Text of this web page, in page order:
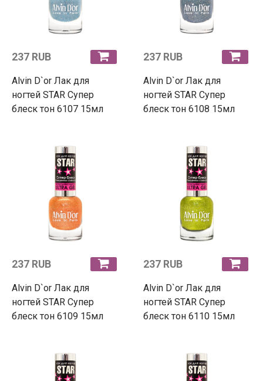
237 RUB
Alvin D`or Лак для
ногтей STAR Супер
блеск тон 6107 15мл
237 RUB
Alvin D`or Лак для
ногтей STAR Супер
блеск тон 6108 15мл
237 RUB
Alvin D`or Лак для
ногтей STAR Супер
блеск тон 6109 15мл
237 RUB
Alvin D`or Лак для
ногтей STAR Супер
блеск тон 6110 15мл